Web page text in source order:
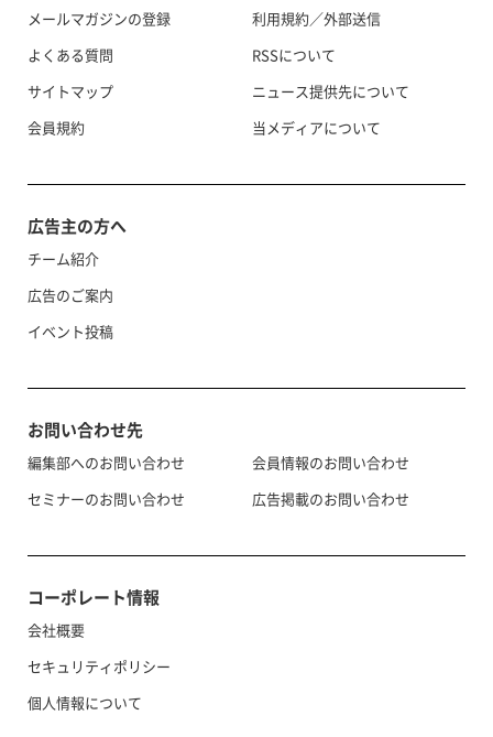
メールマガジンの登録
よくある質問
サイトマップ
会員規約
利用規約／外部送信
RSSについて
ニュース提供先について
当メディアについて
広告主の方へ
チーム紹介
広告のご案内
イベント投稿
お問い合わせ先
編集部へのお問い合わせ
セミナーのお問い合わせ
会員情報のお問い合わせ
広告掲載のお問い合わせ
コーポレート情報
会社概要
セキュリティポリシー
個人情報について